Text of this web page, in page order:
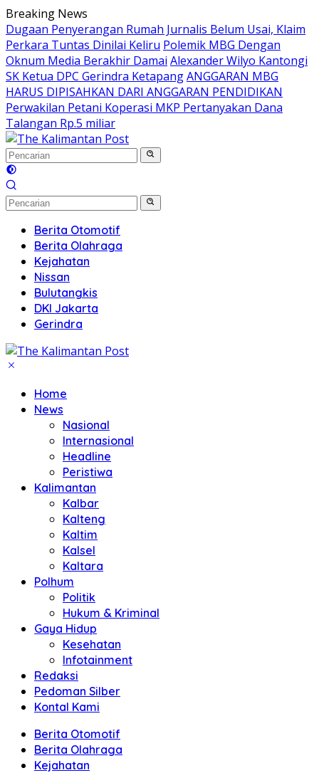
Langsung
ke
konten
Breaking News
Dugaan Penyerangan Rumah Jurnalis Belum Usai, Klaim
Perkara Tuntas Dinilai Keliru Polemik MBG Dengan
Oknum Media Berakhir Damai Alexander Wilyo Kantongi
SK Ketua DPC Gerindra KetapangANGGARAN MBG
HARUS DIPISAHKAN DARI ANGGARAN PENDIDIKAN
Perwakilan Petani Koperasi MKP Pertanyakan Dana
Talangan Rp.5 miliar
Berita Otomotif
Berita Olahraga
Kejahatan
Nissan
Bulutangkis
DKI Jakarta
Gerindra
Home
News
Nasional
Internasional
Headline
Peristiwa
Kalimantan
Kalbar
Kalteng
Kaltim
Kalsel
Kaltara
Polhum
Politik
Hukum & Kriminal
Gaya Hidup
Kesehatan
Infotainment
Redaksi
Pedoman Silber
Kontal Kami
Berita Otomotif
Berita Olahraga
Kejahatan